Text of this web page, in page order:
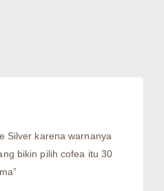
Silver karena warnanya
bikin pilih cofea itu 30